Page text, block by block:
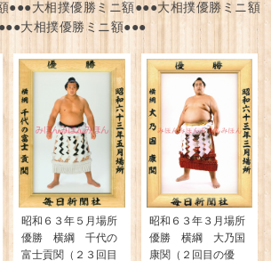
●●●大相撲優勝ミニ額●●●大相撲優勝ミニ額
●●●大相撲優勝ミニ額●●●
昭和６３年５月場所
優勝 横綱 千代の
富士貢関（２３回目
昭和６３年３月場所
優勝 横綱 大乃国
康関（２回目の優